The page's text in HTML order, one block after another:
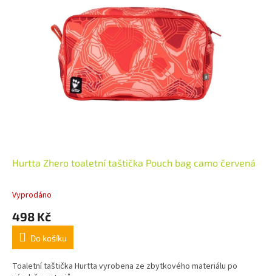
Hurtta Zhero toaletní taštička Pouch bag camo červená
Vyprodáno
498 Kč
Do košíku
Toaletní taštička Hurtta vyrobena ze zbytkového materiálu po